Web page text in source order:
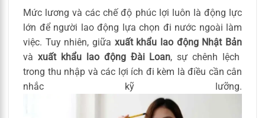
Mức lương và các chế độ phúc lợi luôn là động lực
lớn để người lao động lựa chọn đi nước ngoài làm
việc. Tuy nhiên, giữa xuất khẩu lao động Nhật Bản
và xuất khẩu lao động Đài Loan, sự chênh lệch
trong thu nhập và các lợi ích đi kèm là điều cần cân
nhắc kỹ lưỡng.